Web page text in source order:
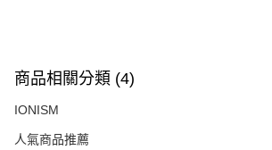
商品相關分類 (4)
IONISM
人氣商品推薦